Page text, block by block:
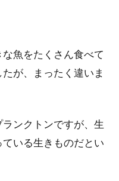
魚をたくさん食べて
が、まったく違いま
ンクトンですが、生
いる生きものだとい